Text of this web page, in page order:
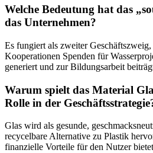
Welche Bedeutung hat das
das Unternehmen?
Es fungiert als zweiter
Kooperationen Spenden für
generiert und zur Bildungsarbeit
Warum spielt das Material
Rolle in der
Glas wird als gesunde,
recycelbare Alternative zu Plastik
finanzielle Vorteile für den Nutzer